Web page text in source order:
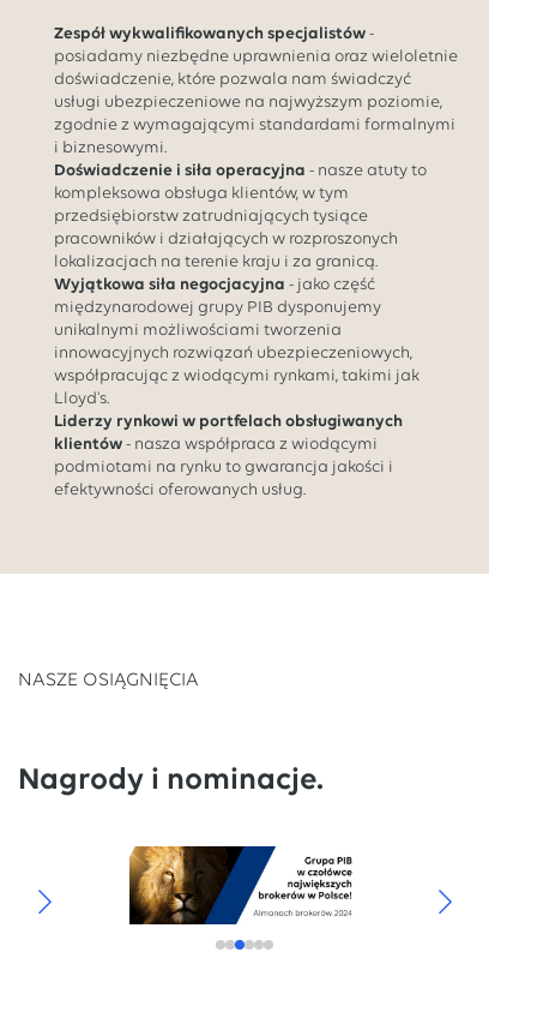
Zespół wykwalifikowanych specjalistów -
posiadamy niezbędne uprawnienia oraz wieloletnie
doświadczenie, które pozwala nam świadczyć
usługi ubezpieczeniowe na najwyższym poziomie,
zgodnie z wymagającymi standardami formalnymi
i biznesowymi.
Doświadczenie i siła operacyjna - nasze atuty to
kompleksowa obsługa klientów, w tym
przedsiębiorstw zatrudniających tysiące
pracowników i działających w rozproszonych
lokalizacjach na terenie kraju i za granicą.
Wyjątkowa siła negocjacyjna - jako część
międzynarodowej grupy PIB dysponujemy
unikalnymi możliwościami tworzenia
innowacyjnych rozwiązań ubezpieczeniowych,
współpracując z wiodącymi rynkami, takimi jak
Lloyd's.
Liderzy rynkowi w portfelach obsługiwanych
klientów - nasza współpraca z wiodącymi
podmiotami na rynku to gwarancja jakości i
efektywności oferowanych usług.
NASZE OSIĄGNIĘCIA
Nagrody i nominacje.